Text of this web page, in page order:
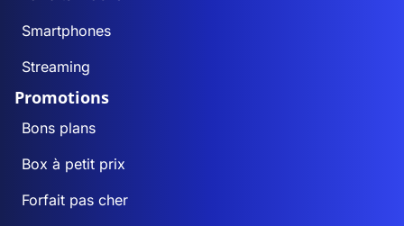
Smartphones
Streaming
Promotions
Bons plans
Box à petit prix
Forfait pas cher